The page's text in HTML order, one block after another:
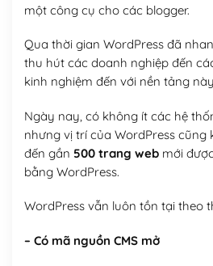
một công cụ cho các blogger.
Qua thời gian WordPress đã
thu hút các doanh nghiệp đến
kinh nghiệm đến với nền tảng
Ngày nay, có không ít các hệ
nhưng vị trí của WordPress cũng
đến gần 500 trang webmới
bằng WordPress.
WordPress vẫn luôn tồn tại theo
– Có mã nguồn CMS mở